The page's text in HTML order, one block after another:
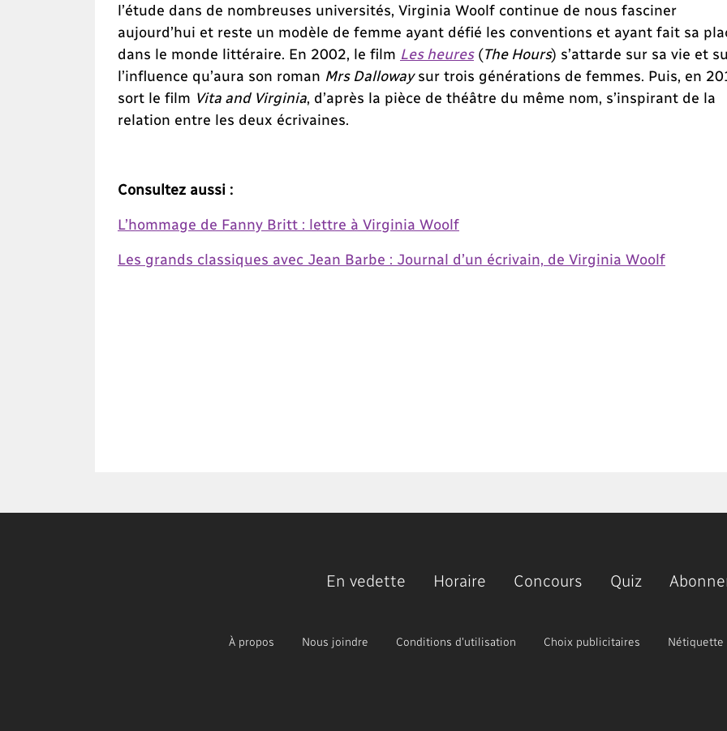
l’étude dans de nombreuses universités, Virginia Woolf continue de nous fasciner
aujourd’hui et reste un modèle de femme ayant défié les conventions et ayant fait sa
dans le monde littéraire. En 2002, le film Les heures(The Hours) s’attarde sur sa vie et
l’influence qu’aura son roman Mrs Dallowaysur trois générations de femmes. Puis, en
sort le film Vita and Virginia , d’après la pièce de théâtre du même nom, s’inspirant de la
relation entre les deux écrivaines.
Consultez aussi :
L’hommage de Fanny Britt : lettre à Virginia Woolf
Les grands classiques avec Jean Barbe : Journal d’un écrivain, de Virginia Woolf
En vedette Horaire Concours Quiz
À propos Nous joindre Conditions d'utilisation Choix publicitaires Nétiquette